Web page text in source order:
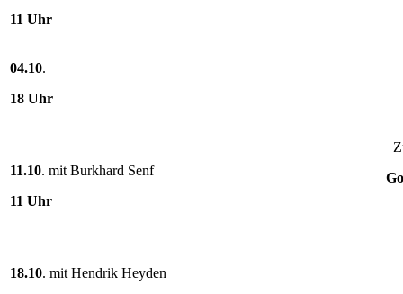
11 Uhr
04.10.
18 Uhr
11.10. mit Burkhard Senf
11 Uhr
18.10. mit Hendrik Heyden